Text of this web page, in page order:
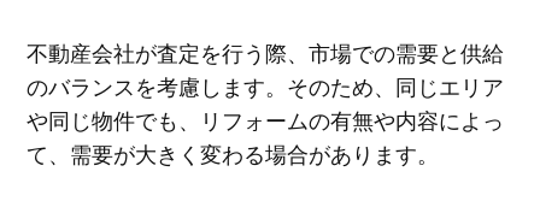
不動産会社が査定を行う際、市場での需要と供給
のバランスを考慮します。そのため、同じエリア
や同じ物件でも、リフォームの有無や内容によっ
て、需要が大きく変わる場合があります。